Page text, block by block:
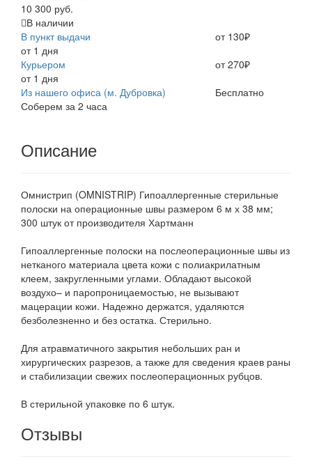
10 300 руб.
В наличии
В пункт выдачи
от 1 дня
от 130₽
Курьером
от 1 дня
от 270₽
Из нашего офиса (м. Дубровка)
Соберем за 2 часа
Бесплатно
Описание
Омнистрип (OMNISTRIP) Гипоаллергенные стерильные
полоски на операционные швы размером 6 м х 38 мм;
300 штук от производителя Хартманн
Гипоаллергенные полоски на послеоперационные швы из
нетканого материала цвета кожи с полиакрилатным
клеем, закругленными углами. Обладают высокой
воздухо– и паропроницаемостью, не вызывают
мацерации кожи. Надежно держатся, удаляются
безболезненно и без остатка. Стерильно.
Для атравматичного закрытия небольших ран и
хирургических разрезов, а также для сведения краев раны
и стабилизации свежих послеоперационных рубцов.
В стерильной упаковке по 6 штук.
Отзывы